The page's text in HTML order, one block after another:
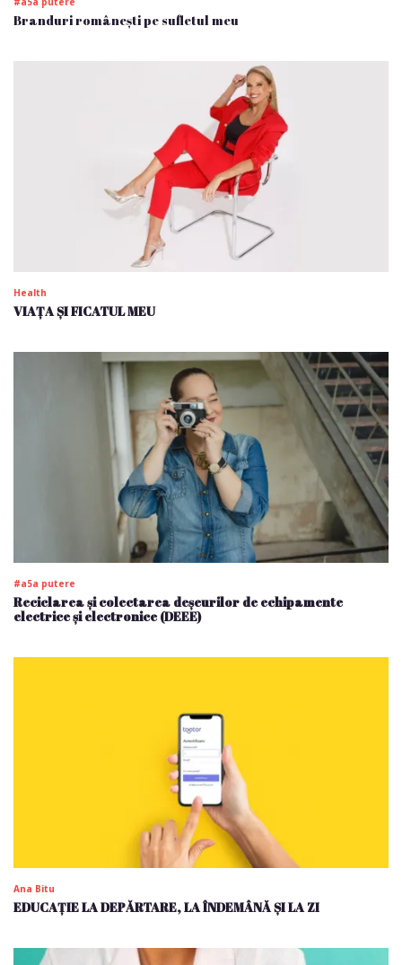
Branduri românești pe sufletul meu
Health
VIAȚA ȘI FICATUL MEU
#a5a putere
Reciclarea și colectarea deșeurilor de echipamente
electrice și electronice (DEEE)
Ana Bitu
EDUCAȚIE LA DEPĂRTARE, LA ÎNDEMÂNĂ ȘI LA ZI